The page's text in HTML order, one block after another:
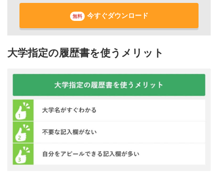
無料 今すぐダウンロード
大学指定の履歴書を使うメリット